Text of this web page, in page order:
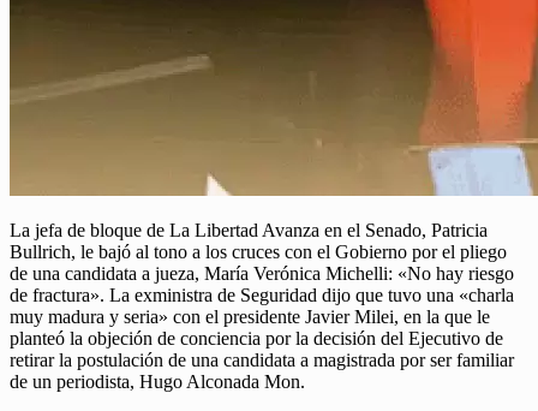
La jefa de bloque de La Libertad Avanza en el Senado, Patricia
Bullrich, le bajó al tono a los cruces con el Gobierno por el pliego
de una candidata a jueza, María Verónica Michelli: «No hay riesgo
de fractura». La exministra de Seguridad dijo que tuvo una «charla
muy madura y seria» con el presidente Javier Milei, en la que le
planteó la objeción de conciencia por la decisión del Ejecutivo de
retirar la postulación de una candidata a magistrada por ser familiar
de un periodista, Hugo Alconada Mon.